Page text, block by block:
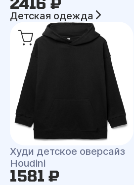
Детская одежда
Худи детское оверсайз
Houdini
1581 ₽